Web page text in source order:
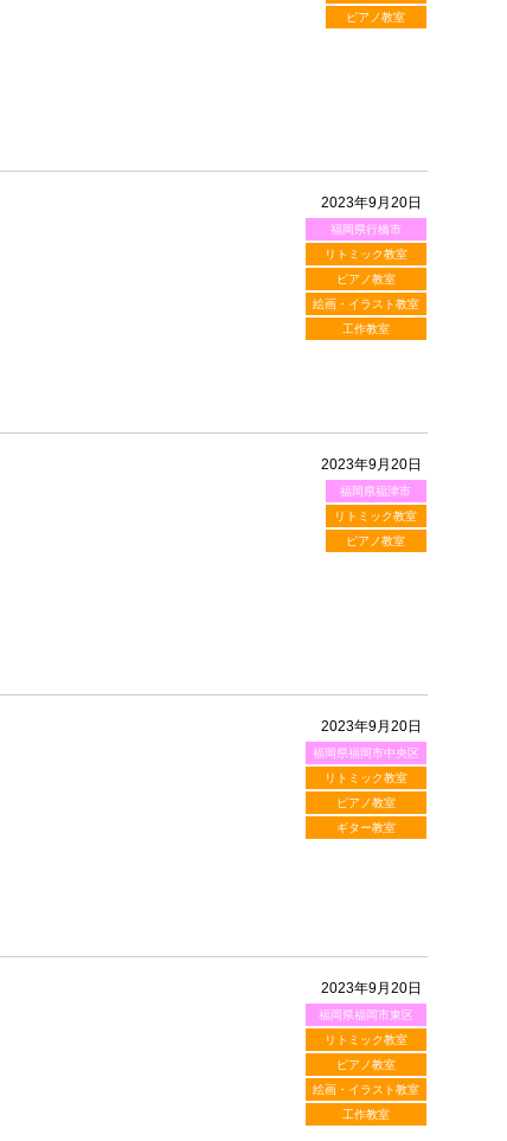
ピアノ教室
2023年9月20日
福岡県行橋市
リトミック教室
ピアノ教室
絵画・イラスト教室
工作教室
2023年9月20日
福岡県福津市
リトミック教室
ピアノ教室
2023年9月20日
福岡県福岡市中央区
リトミック教室
ピアノ教室
ギター教室
2023年9月20日
福岡県福岡市東区
リトミック教室
ピアノ教室
絵画・イラスト教室
工作教室